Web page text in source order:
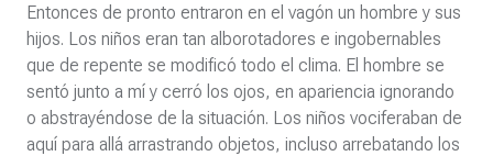
Entonces de pronto entraron en el vagón un hombre y sus
hijos. Los niños eran tan alborotadores e ingobernables
que de repente se modificó todo el clima. El hombre se
sentó junto a mí y cerró los ojos, en apariencia ignorando
o abstrayéndose de la situación. Los niños vociferaban de
aquí para allá arrastrando objetos, incluso arrebatando los